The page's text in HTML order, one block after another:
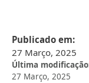
Publicado em
27 Março, 2025
Última modificação
27 Março, 2025